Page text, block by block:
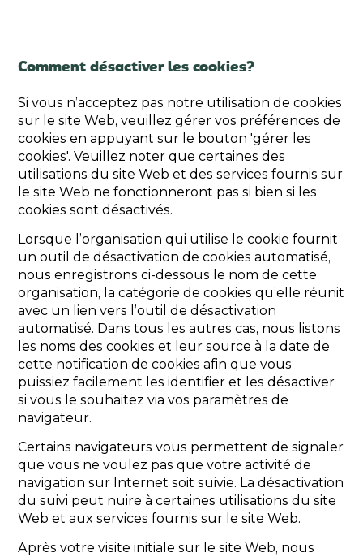
Comment désactiver les cookies?
Si vous n’acceptez pas notre utilisation de cookies
sur le site Web, veuillez gérer vos préférences de
cookies en appuyant sur le bouton 'gérer les
cookies'. Veuillez noter que certaines des
utilisations du site Web et des services fournis sur
le site Web ne fonctionneront pas si bien si les
cookies sont désactivés.
Lorsque l’organisation qui utilise le cookie fournit
un outil de désactivation de cookies automatisé,
nous enregistrons ci-dessous le nom de cette
organisation, la catégorie de cookies qu’elle réunit
avec un lien vers l’outil de désactivation
automatisé. Dans tous les autres cas, nous listons
les noms des cookies et leur source à la date de
cette notification de cookies afin que vous
puissiez facilement les identifier et les désactiver
si vous le souhaitez via vos paramètres de
navigateur.
Certains navigateurs vous permettent de signaler
que vous ne voulez pas que votre activité de
navigation sur Internet soit suivie. La désactivation
du suivi peut nuire à certaines utilisations du site
Web et aux services fournis sur le site Web.
Après votre visite initiale sur le site Web, nous